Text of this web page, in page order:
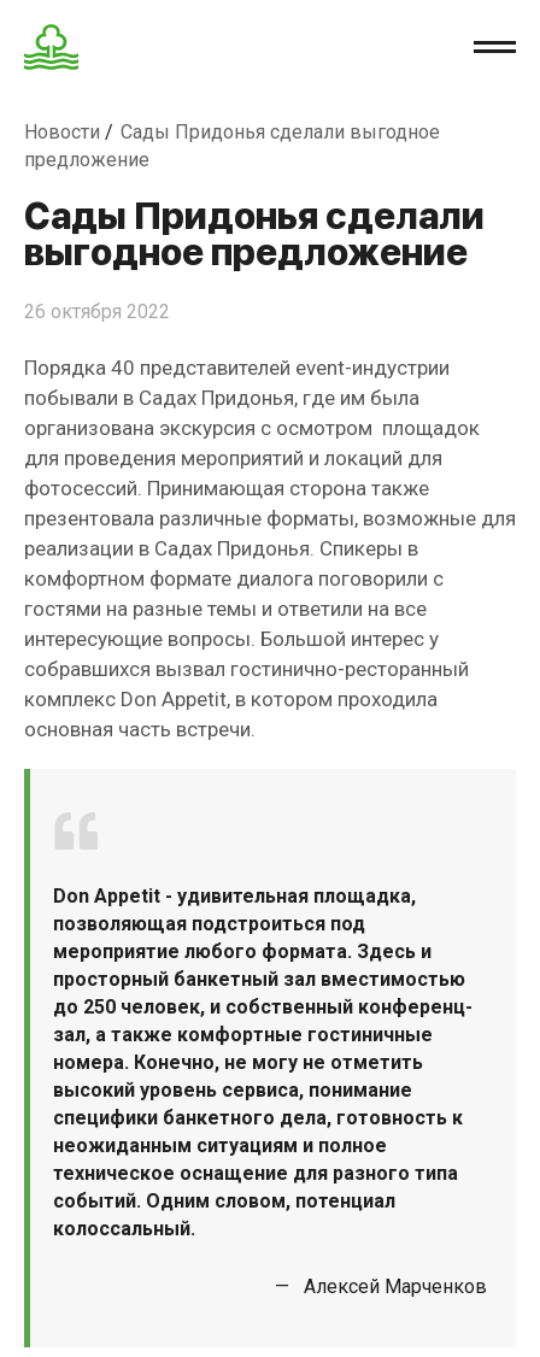
Новости
Сады Придонья сделали выгодное
предложение
Сады Придонья сделали
выгодное предложение
26 октября 2022
Порядка 40 представителей event-индустрии
побывали в Садах Придонья, где им была
организована экскурсия с осмотром площадок
для проведения мероприятий и локаций для
фотосессий. Принимающая сторона также
презентовала различные форматы, возможные для
реализации в Садах Придонья. Спикеры в
комфортном формате диалога поговорили с
гостями на разные темы и ответили на все
интересующие вопросы. Большой интерес у
собравшихся вызвал гостинично-ресторанный
комплекс Don Appetit, в котором проходила
основная часть встречи.
Don Appetit - удивительная площадка,
позволяющая подстроиться под
мероприятие любого формата. Здесь и
просторный банкетный зал вместимостью
до 250 человек, и собственный конференц-
зал, а также комфортные гостиничные
номера. Конечно, не могу не отметить
высокий уровень сервиса, понимание
специфики банкетного дела, готовность к
неожиданным ситуациям и полное
техническое оснащение для разного типа
событий. Одним словом, потенциал
колоссальный.
— Алексей Марченков